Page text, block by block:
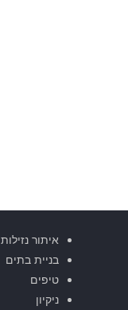
איתור נזילות
בניית בתים
טיפים
ניקיון